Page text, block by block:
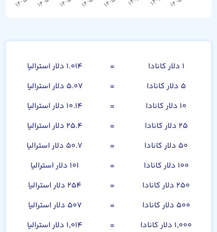
۱ دلار کانادا =
۱.۰۱۴ دلار استرالیا
۵ دلار کانادا
=
۵.۰۷ دلار استرالیا
۱۰ دلار کانادا
=
۱۰.۱۴ دلار استرالیا
۲۵ دلار کانادا
=
۲۵.۴ دلار استرالیا
۵۰ دلار کانادا
=
۵۰.۷ دلار استرالیا
۱۰۰ دلار کانادا
=
۱۰۱ دلار استرالیا
۲۵۰ دلار کانادا
=
۲۵۴ دلار استرالیا
۵۰۰ دلار کانادا
=
۵۰۷ دلار استرالیا
۱,۰۰۰ دلار کانادا
=
۱,۰۱۴ دلار استرالیا